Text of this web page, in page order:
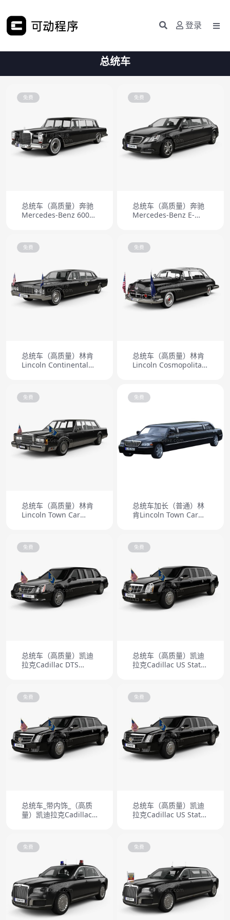
登录
总统车
免费
总统车（高质量）奔驰
Mercedes-Benz 600
免费
总统车（高质量）奔驰
Mercedes-Benz E-
免费
总统车（高质量）林肯
Lincoln Continental
免费
总统车（高质量）林肯
Lincoln Cosmopolitan
免费
总统车（高质量）林肯
Lincoln Town Car
免费
总统车加长（普通）林
肯Lincoln Town Car
免费
总统车（高质量）凯迪
拉克Cadillac DTS
免费
总统车（高质量）凯迪
拉克Cadillac US State
免费
总统车_带内饰_（高质
量）凯迪拉克Cadillac
免费
总统车（高质量）凯迪
拉克Cadillac US State
免费 免费